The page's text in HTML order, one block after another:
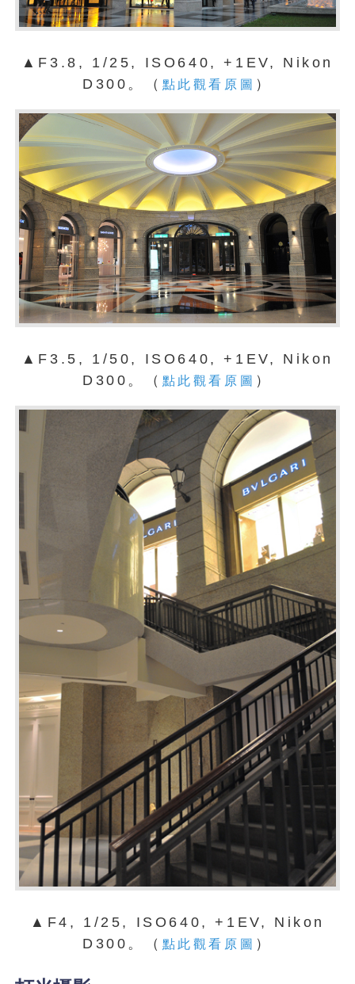
▲F3.8, 1/25, ISO640, +1EV, Nikon
D300。（ 點此觀看原圖 ）
▲F3.5, 1/50, ISO640, +1EV, Nikon
D300。（ 點此觀看原圖 ）
▲F4, 1/25, ISO640, +1EV, Nikon
D300。（ 點此觀看原圖 ）